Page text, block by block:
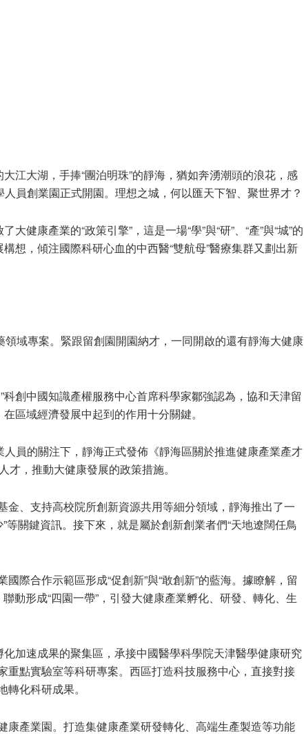
江大湖，手捧“團泊明珠”的靜海，猶如奔湧潮頭的浪花，感
員創業園正式開園。理想之城，何以匯天下智、聚世界才？
健康產業的“政策引擎”，這是一場“學”與“研”、“產”與“城”的
想，傾注國際科研心血的中西醫“雙航母”醫療集群又劃出新
領域專案。緊跟留創園開園納才，一同開啟的還有靜海大健康
創中國知識產權服務中心首席科學家鄒強認為，協和天津留
區域經濟發展中起到的作用十分關鍵。
員的關注下，靜海正式發佈《靜海區關於推進健康產業產才
，推動大健康發展的政策措施。
、支持高校院所創新資源共用等細分領域，靜海推出了一
”等關鍵資訊。接下來，就是屬於創新創業者們“天地遼闊任鳥
際合作示範區形成“促創新”與“敢創新”的藍海。據瞭解，留
動形成“四園一帶”，引發大健康產業孵化、研發、轉化、生
加速成果的聚集區，承接中國醫學科學院天津醫學健康研究
重點實驗室等科研專案。西區打造科技服務中心，直接對接
化科研成果。
康產業園。打造集健康產業研發轉化、高端生產製造等功能